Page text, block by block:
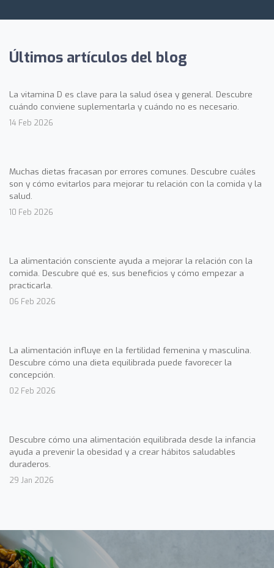
Últimos artículos del blog
La vitamina D es clave para la salud ósea y general. Descubre
cuándo conviene suplementarla y cuándo no es necesario.
14 Feb 2026
Muchas dietas fracasan por errores comunes. Descubre cuáles
son y cómo evitarlos para mejorar tu relación con la comida y la
salud.
10 Feb 2026
La alimentación consciente ayuda a mejorar la relación con la
comida. Descubre qué es, sus beneficios y cómo empezar a
practicarla.
06 Feb 2026
La alimentación influye en la fertilidad femenina y masculina.
Descubre cómo una dieta equilibrada puede favorecer la
concepción.
02 Feb 2026
Descubre cómo una alimentación equilibrada desde la infancia
ayuda a prevenir la obesidad y a crear hábitos saludables
duraderos.
29 Jan 2026